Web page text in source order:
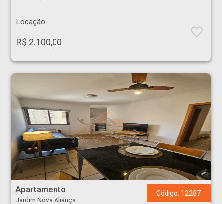
Locação
R$ 2.100,00
Apartamento - Jardim Nova Aliança - Ribeirão Preto
Apartamento
Jardim Nova Aliança
Código: 12287